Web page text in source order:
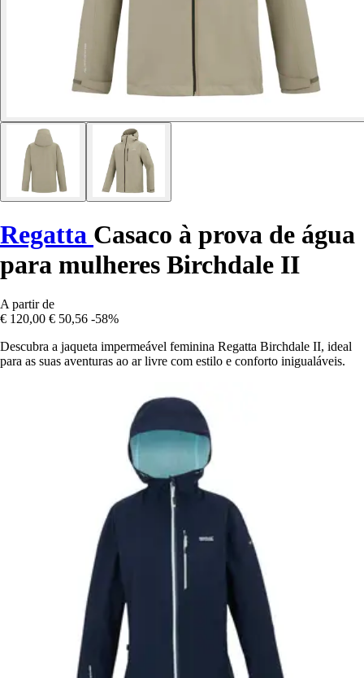
Regatta Casaco à prova de água
para mulheres Birchdale II
A partir de
€ 120,00 € 50,56 -58%
Descubra a jaqueta impermeável feminina Regatta Birchdale II, ideal
para as suas aventuras ao ar livre com estilo e conforto inigualáveis.